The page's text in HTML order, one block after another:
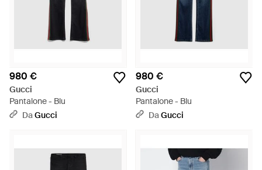
980 €
Gucci
Pantalone - Blu
DaGucci
980 €
Gucci
Pantalone - Blu
DaGucci